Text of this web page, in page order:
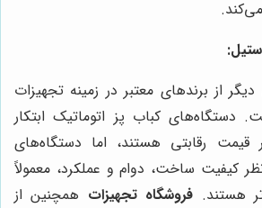
از برندهای معتبر در زمینه تجهیزات
دستگاه‌های کباب پز اتوماتیک ابتکار
قیمت رقابتی هستند، اما دستگاه‌های
کیفیت ساخت، دوام و عملکرد، معمولاً
هستند. فروشگاه تجهیزات همچنین از